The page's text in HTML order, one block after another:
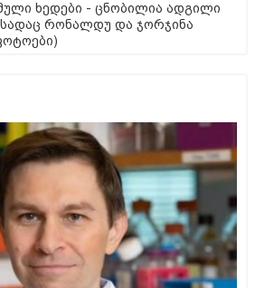
ხედები - ცნობილია ადგილი
რონალდუ და ჯორჯინა